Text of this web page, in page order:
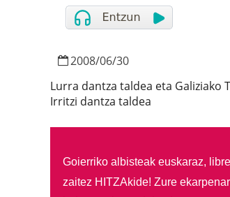
2008/06/30
Lurra dantza taldea eta Galiziako
Irritzi dantza taldea
Goierriko albisteak euskaraz,
zaitez HITZAkide! Zure